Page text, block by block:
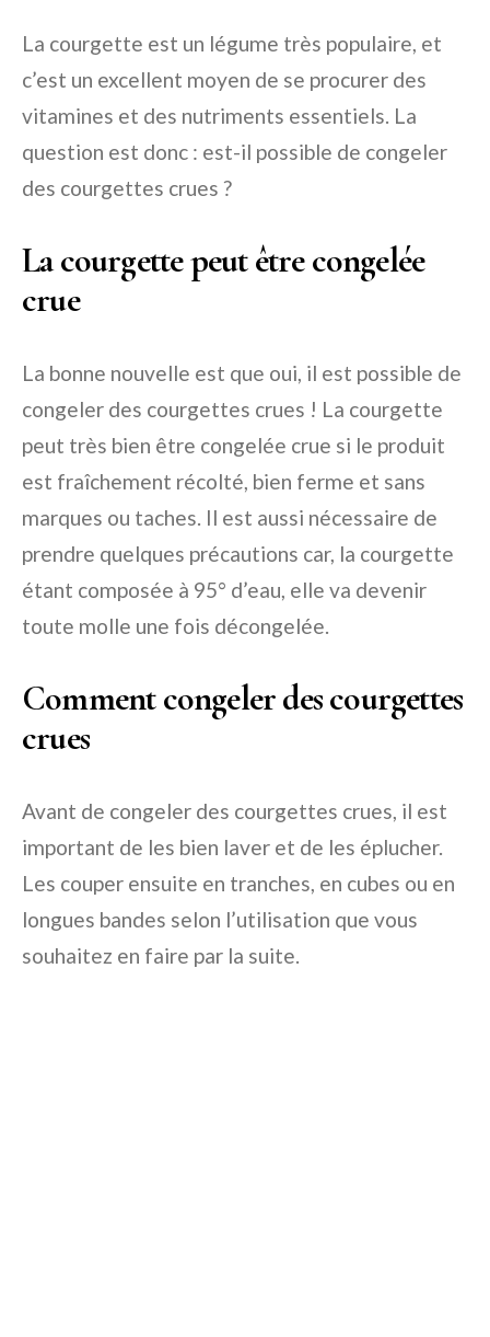
La courgette est un légume très populaire, et
c’est un excellent moyen de se procurer des
vitamines et des nutriments essentiels. La
question est donc : est-il possible de congeler
des courgettes crues ?
La courgette peut être congelée
crue
La bonne nouvelle est que oui, il est possible de
congeler des courgettes crues ! La courgette
peut très bien être congelée crue si le produit
est fraîchement récolté, bien ferme et sans
marques ou taches. Il est aussi nécessaire de
prendre quelques précautions car, la courgette
étant composée à 95° d’eau, elle va devenir
toute molle une fois décongelée.
Comment congeler des courgettes
crues
Avant de congeler des courgettes crues, il est
important de les bien laver et de les éplucher.
Les couper ensuite en tranches, en cubes ou en
longues bandes selon l’utilisation que vous
souhaitez en faire par la suite.